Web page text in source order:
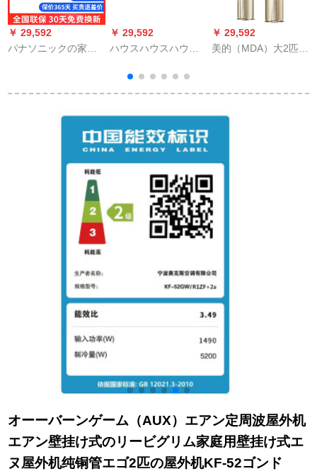
￥ 29,592
パナソニックの家庭
ギー効果ナノイオ健
￥ 29,592
ハウスハウスハウス
ハウスハウス家電/小
1 P冷/大1.5 P冷エニ
￥ 29,592
美的（MDA）大2匹の
円柱戸棚式M刻KF-51
オーーバーンゲーム（AUX）エアン定周波屋外机
エアン壁挂け式のリービグリム家庭用壁挂け式エ
ヌ屋外机纯铜管エゴ2匹の屋外机KF-52ゴンド